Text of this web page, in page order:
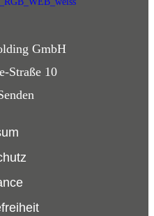
GmbH
Straße 10